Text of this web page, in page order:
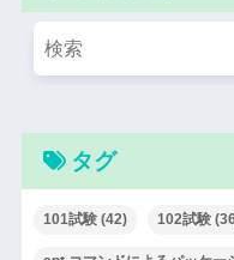
タグ
101試験(42) 102試験